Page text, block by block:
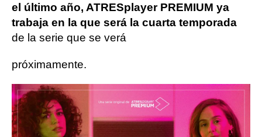
el último año, ATRESplayer PREMIUM ya
trabaja en la que será la cuarta temporada
de la serie que se verá
próximamente.